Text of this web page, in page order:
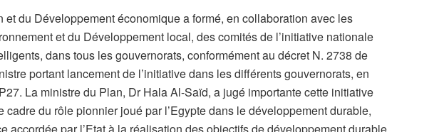
et du Développement économique a formé, en collaboration avec les
et du Développement local, des comités de l’initiative nationale
dans tous les gouvernorats, conformément au décret N. 2738 de
portant lancement de l’initiative dans les différents gouvernorats, en
La ministre du Plan, Dr Hala Al-Saïd, a jugé importante cette initiative
cadre du rôle pionnier joué par l’Egypte dans le développement durable,
accordée par l’Etat à la réalisation des objectifs de développement durable